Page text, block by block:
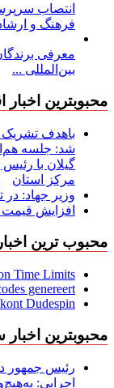
انتصاب
فرهنگ و
معرفی
بین‌المللی ...
محبوبترین اخبار
باهدف
شد: جلسه
گیلان با
مركز استان
وزیر جهاد:
افزایش
محبوب ترین
Time Limits
genereert
Dudespin
محبوبترین
رئیس جمهور
اجرایی: